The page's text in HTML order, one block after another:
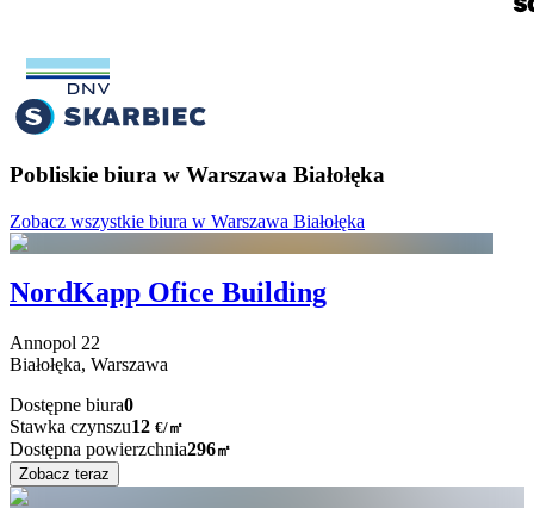
Pobliskie biura w Warszawa Białołęka
Zobacz wszystkie biura w Warszawa Białołęka
NordKapp Ofice Building
Annopol 22
Białołęka, Warszawa
Dostępne biura0
Stawka czynszu12 €/㎡
Dostępna powierzchnia296㎡
Zobacz teraz